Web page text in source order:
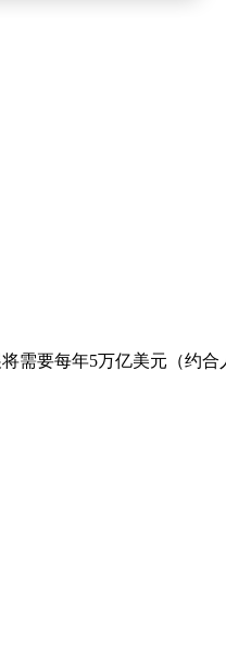
需要每年5万亿美元（约